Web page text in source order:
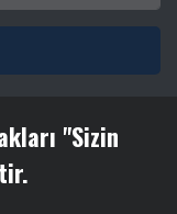
"Sizin